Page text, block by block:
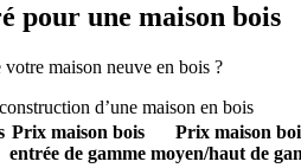
pour une maison bois
maison neuve en bois ?
d’une maison en bois
Prix maison bois
entrée de gamme
Prix maison
moyen/haut de